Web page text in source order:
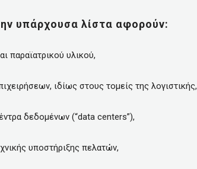
υπάρχουσα λίστα αφορούν:
παραϊατρικού υλικού,
ιδίως στους τομείς της λογιστικής,
δεδομένων (“data centers”),
υποστήριξης πελατών,